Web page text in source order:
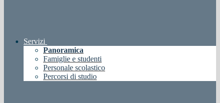
Servizi
Panoramica
Famiglie e studenti
Personale scolastico
Percorsi di studio